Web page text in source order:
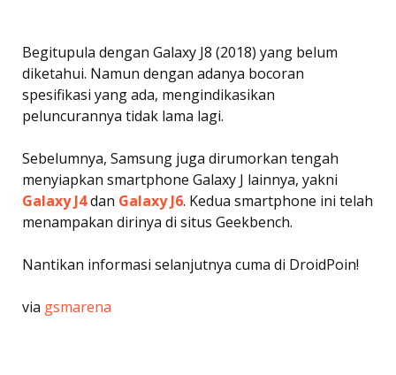
Begitupula dengan Galaxy J8 (2018) yang belum
diketahui. Namun dengan adanya bocoran
spesifikasi yang ada, mengindikasikan
peluncurannya tidak lama lagi.
Sebelumnya, Samsung juga dirumorkan tengah
menyiapkan smartphone Galaxy J lainnya, yakni
Galaxy J4dan Galaxy J6. Kedua smartphone ini telah
menampakan dirinya di situs Geekbench.
Nantikan informasi selanjutnya cuma di DroidPoin!
via gsmarena